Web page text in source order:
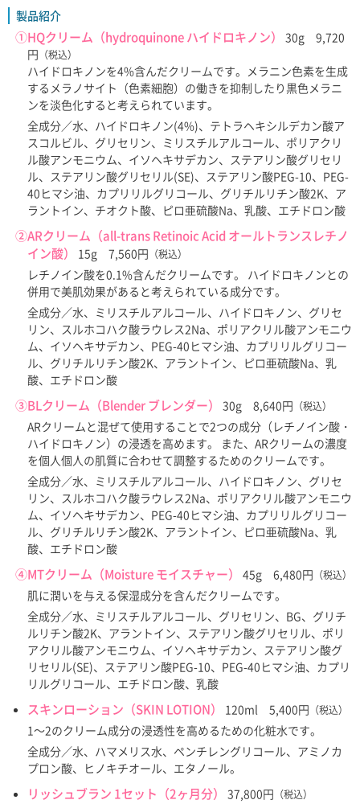
製品紹介
①HQクリーム（hydroquinone ハイドロキノン） 30g 9,720
円 （税込）
ハイドロキノンを4%含んだクリームです。メラニン色素を生成
するメラノサイト（色素細胞）の働きを抑制したり黒色メラニ
ンを淡色化すると考えられています。
全成分／水、ハイドロキノン(4%)、テトラヘキシルデカン酸ア
スコルビル、グリセリン、ミリスチルアルコール、ポリアクリ
ル酸アンモニウム、イソヘキサデカン、ステアリン酸グリセリ
ル、ステアリン酸グリセリル(SE)、ステアリン酸PEG-10、PEG-
40ヒマシ油、カプリリルグリコール、グリチルリチン酸2K、ア
ラントイン、チオクト酸、ピロ亜硫酸Na、乳酸、エチドロン酸
②ARクリーム（all-trans Retinoic Acid オールトランスレチノ
イン酸） 15g 7,560円 （税込）
レチノイン酸を0.1%含んだクリームです。 ハイドロキノンとの
併用で美肌効果があると考えられている成分です。
全成分／水、ミリスチルアルコール、ハイドロキノン、グリセ
リン、スルホコハク酸ラウレス2Na、ポリアクリル酸アンモニウ
ム、イソヘキサデカン、PEG-40ヒマシ油、カプリリルグリコー
ル、グリチルリチン酸2K、アラントイン、ピロ亜硫酸Na、乳
酸、エチドロン酸
③BLクリーム（Blender ブレンダー） 30g 8,640円 （税込）
ARクリームと混ぜて使用することで2つの成分（レチノイン酸・
ハイドロキノン）の浸透を高めます。 また、ARクリームの濃度
を個人個人の肌質に合わせて調整するためのクリームです。
全成分／水、ミリスチルアルコール、ハイドロキノン、グリセ
リン、スルホコハク酸ラウレス2Na、ポリアクリル酸アンモニウ
ム、イソヘキサデカン、PEG-40ヒマシ油、カプリリルグリコー
ル、グリチルリチン酸2K、アラントイン、ピロ亜硫酸Na、乳
酸、エチドロン酸
④MTクリーム（Moisture モイスチャー） 45g 6,480円 （税込）
肌に潤いを与える保湿成分を含んだクリームです。
全成分／水、ミリスチルアルコール、グリセリン、BG、グリチ
ルリチン酸2K、アラントイン、ステアリン酸グリセリル、ポリ
アクリル酸アンモニウム、イソヘキサデカン、ステアリン酸グ
リセリル(SE)、ステアリン酸PEG-10、PEG-40ヒマシ油、カプリ
リルグリコール、エチドロン酸、乳酸
スキンローション（SKIN LOTION） 120ml 5,400円 （税込）
1～2のクリーム成分の浸透性を高めるための化粧水です。
全成分／水、ハマメリス水、ペンチレングリコール、アミノカ
プロン酸、ヒノキチオール、エタノール。
リッシュブラン 1セット（2ヶ月分） 37,800円 （税込）